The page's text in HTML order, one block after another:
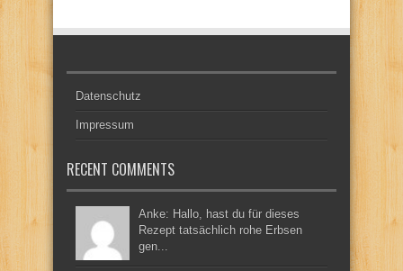
Datenschutz
Impressum
RECENT COMMENTS
Anke: Hallo, hast du für dieses
Rezept tatsächlich rohe Erbsen
gen...